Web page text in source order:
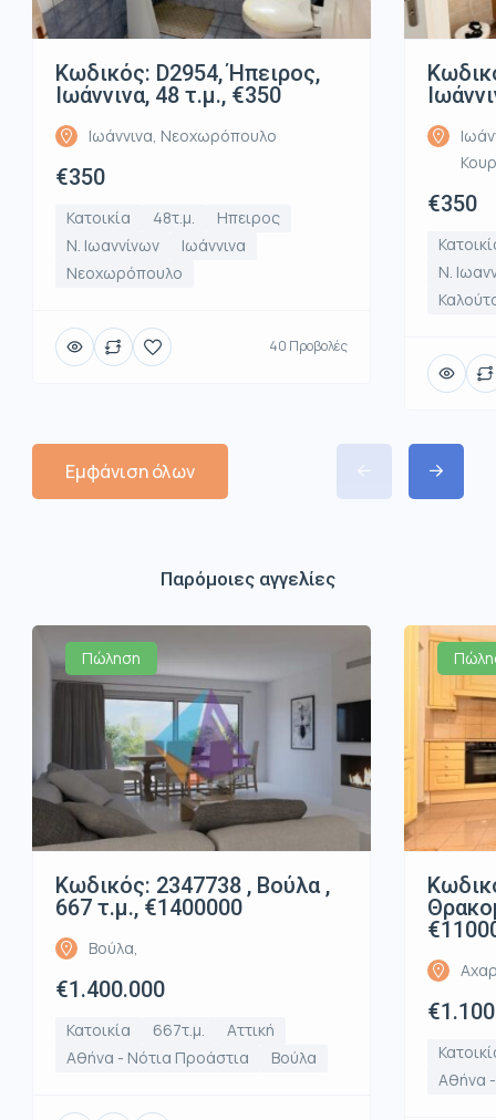
Κωδικός: D2954, Ήπειρος,
Ιωάννινα, 48 τ.μ., €350
Ιωάννινα, Νεοχωρόπουλο
€350
Κατοικία 48τ.μ.
Ηπειρος
Ν. Ιωαννίνων
Ιωάννινα
Νεοχωρόπουλο
40 Προβολές
€350
Ν.
Εμφάνιση όλων
Παρόμοιες αγγελίες
Πώληση
Κωδικός: 2347738 , Βούλα ,
667 τ.μ., €1400000
Βούλα,
€1.400.000
Κατοικία 667τ.μ.
Αττική
Αθήνα - Νότια Προάστια
Βούλα
Αθήνα